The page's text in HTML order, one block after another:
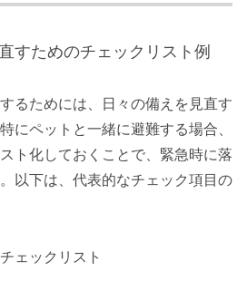
すためのチェックリスト例
るためには、日々の備えを見直す
にペットと一緒に避難する場合、
ト化しておくことで、緊急時に落
以下は、代表的なチェック項目の
ェックリスト